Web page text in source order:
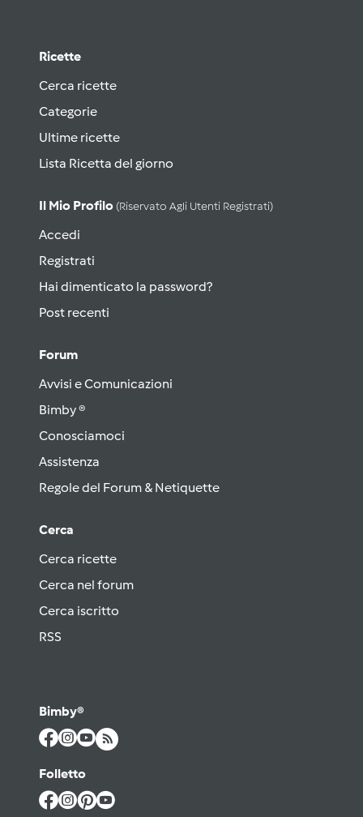
Ricette
Cerca ricette
Categorie
Ultime ricette
Lista Ricetta del giorno
Il Mio Profilo (riservato Agli Utenti Registrati)
Accedi
Registrati
Hai dimenticato la password?
Post recenti
Forum
Avvisi e Comunicazioni
Bimby ®
Conosciamoci
Assistenza
Regole del Forum & Netiquette
Cerca
Cerca ricette
Cerca nel forum
Cerca iscritto
RSS
Bimby®
Folletto